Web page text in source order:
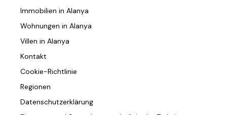
Immobilien in Alanya
Wohnungen in Alanya
Villen in Alanya
Kontakt
Cookie-Richtlinie
Regionen
Datenschutzerklärung